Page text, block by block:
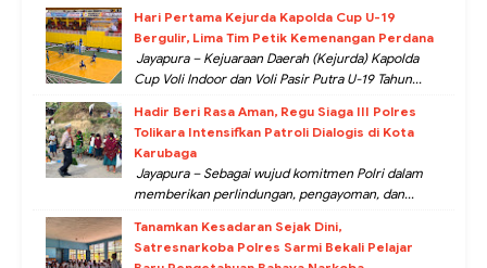
Hari Pertama Kejurda Kapolda Cup U-19
Bergulir, Lima Tim Petik Kemenangan Perdana
Jayapura – Kejuaraan Daerah (Kejurda) Kapolda
Cup Voli Indoor dan Voli Pasir Putra U-19 Tahun...
Hadir Beri Rasa Aman, Regu Siaga III Polres
Tolikara Intensifkan Patroli Dialogis di Kota
Karubaga
Jayapura – Sebagai wujud komitmen Polri dalam
memberikan perlindungan, pengayoman, dan...
Tanamkan Kesadaran Sejak Dini,
Satresnarkoba Polres Sarmi Bekali Pelajar